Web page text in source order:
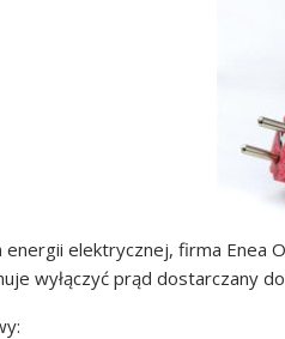
energii elektrycznej, firma Enea
wyłączyć prąd dostarczany